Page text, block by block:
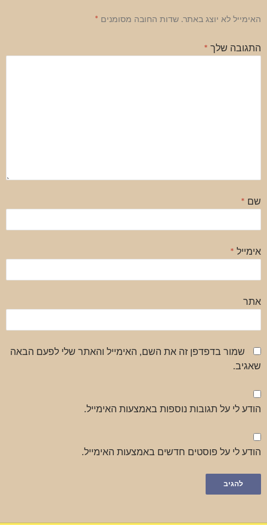
האימייל לא יוצג באתר. שדות החובה מסומנים *
התגובה שלך *
שם *
אימייל *
אתר
שמור בדפדפן זה את השם, האימייל והאתר שלי לפעם הבאה
שאגיב.
הודע לי על תגובות נוספות באמצעות האימייל.
הודע לי על פוסטים חדשים באמצעות האימייל.